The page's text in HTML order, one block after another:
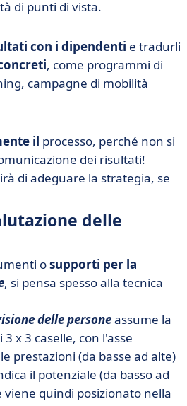
di punti di vista.
con i dipendenti e tradurli
, come programmi di
campagne di mobilità
il processo, perché non si
dei risultati!
di adeguare la strategia, se
delle
osupporti per la
, si pensa spesso alla tecnica
delle personeassume la
x 3 caselle, con l'asse
prestazioni (da basse ad alte)
il potenziale (da basso ad
quindi posizionato nella